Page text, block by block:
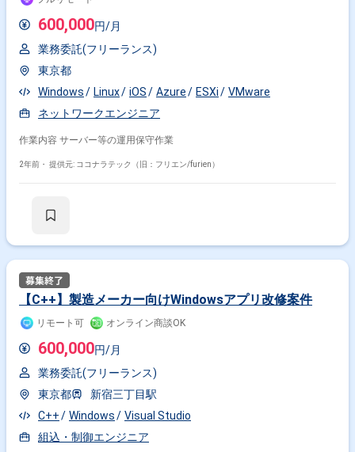
600,000円/月
業務委託(フリーランス)
東京都
Windows
Linux iOS Azure ESXi
VMware
ネットワークエンジニア
作業内容 サーバー等の運用保守作業
2年前・ 提供元: ココナラテック（旧：フリエン/furien）
【C++】製造メーカー向けWindowsアプリ改修案件
リモート可 オンライン商談OK
600,000円/月
業務委託(フリーランス)
東京都
新宿三丁目駅
C++
Windows
Visual Studio
組込・制御エンジニア